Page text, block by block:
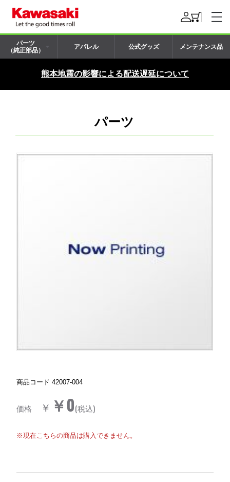
パーツ
（純正部品）
アパレル 公式グッズ メンテナンス品
熊本地震の影響による配送遅延について
パーツ
商品コード 42007-004
価格 ￥ ￥0(税込)
※現在こちらの商品は購入できません。